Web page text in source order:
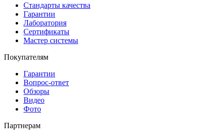
Стандарты качества
Гарантии
Лаборатория
Сертификаты
Мастер системы
Покупателям
Гарантии
Вопрос-ответ
Обзоры
Видео
Фото
Партнерам